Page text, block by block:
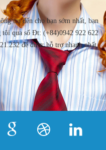
tin đến cho bạn sớm nhất, bạn
tôi qua số Đt: (+84)0942 922 622
để được hỗ trợ nhanh nhất.